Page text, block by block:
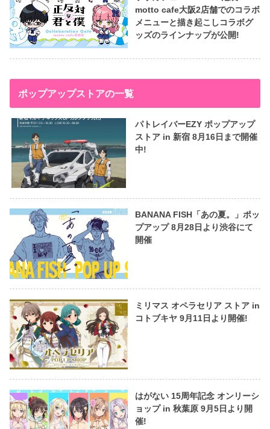
motto cafe大阪2店舗でのコラボ
メニューと描き起こしコラボグ
ッズのラインナップが公開!
ポップアップストアの一覧
パトレイバーEZY ポップアップ
ストア in 新宿 8月16日まで開催
中!
BANANA FISH「あの夏。」ポッ
プアップ 8月28日より渋谷にて
開催
ミリマス オペラセリア ストア in
コトブキヤ 9月11日より開催!
はがない 15周年記念 オンリーシ
ョップ in 秋葉原 9月5日より開
催!